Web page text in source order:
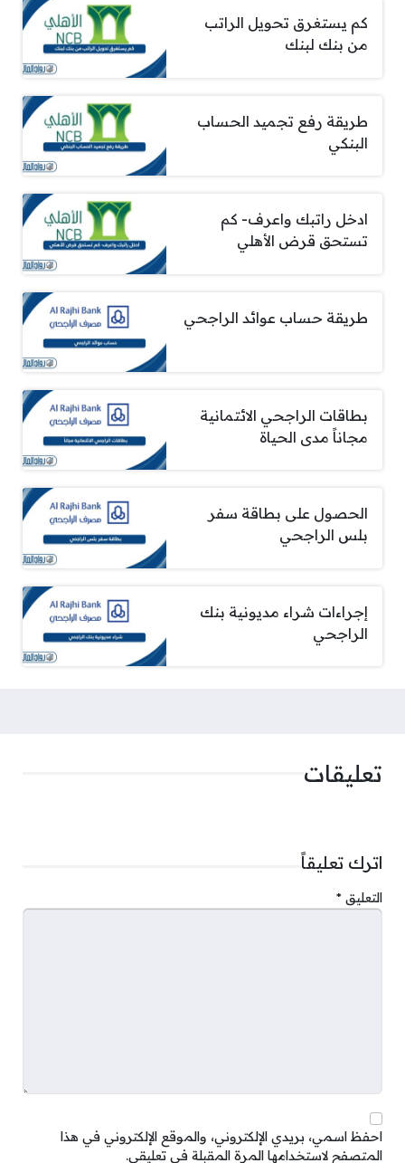
كم يستغرق تحويل الراتب
من بنك لبنك
طريقة رفع تجميد الحساب
البنكي
ادخل راتبك واعرف- كم
تستحق قرض الأهلي
طريقة حساب عوائد الراجحي
بطاقات الراجحي الائتمانية
مجاناً مدى الحياة
الحصول على بطاقة سفر
بلس الراجحي
إجراءات شراء مديونية بنك
الراجحي
تعليقات
اترك تعليقاً
التعليق *
احفظ اسمي، بريدي الإلكتروني، والموقع الإلكتروني في هذا
المتصفح لاستخدامها المرة المقبلة في تعليقي.